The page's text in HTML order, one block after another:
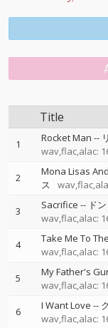
Title
1 Rocket Man --
wav,flac,alac:
2 Mona Lisas
ス
3 Sacrifice -- ド
wav,flac,alac:
4 Take Me To
wav,flac,alac:
5 My Father's
wav,flac,alac:
6 I Want Love --
wav,flac,alac: